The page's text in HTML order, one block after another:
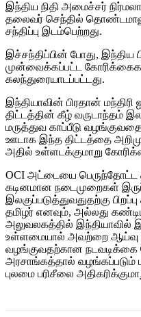
இந்திய நிதி அமைச்சர்
தலைவர் செந்தில்
சந்திப்பு இடம்பெற்றது.
இச்சந்திப்பின் போது, இந்திய
முன்வைக்கப்பட்ட
கலந்துரையாடப்பட்டது.
இந்தியாவின் பிரதான்
திட்டத்தின் கீழ் வருடாந்தம்
மருத்துவ காப்பீடு
ஊடாக இந்த திட்டத்தை
அதில் உள்ளடக்குமாறு
OCI அட்டையை பெருந்தோட்ட
கடினமான நடைமுறைகள்
இலகுப்படுத்துவதுதற்கு
தமிழர் எனவும், அல்லது
அலுவலகத்தில்
உள்ளமையால் அவற்றை ஆய்வு
வழங்குவதற்கான நடவடிக்கை
அரசாங்கத்தால் வழங்கப்படும்
புலமை பரிசீலை